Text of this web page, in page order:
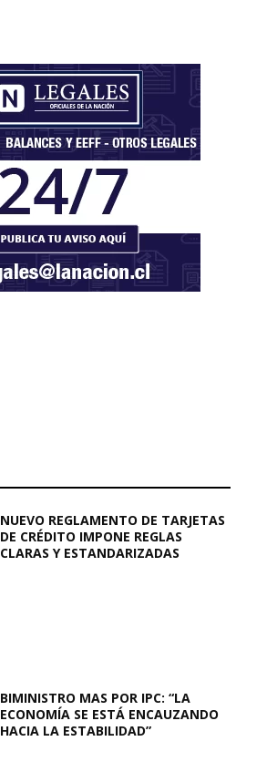
NUEVO REGLAMENTO DE TARJETAS
DE CRÉDITO IMPONE REGLAS
CLARAS Y ESTANDARIZADAS
BIMINISTRO MAS POR IPC: “LA
ECONOMÍA SE ESTÁ ENCAUZANDO
HACIA LA ESTABILIDAD”